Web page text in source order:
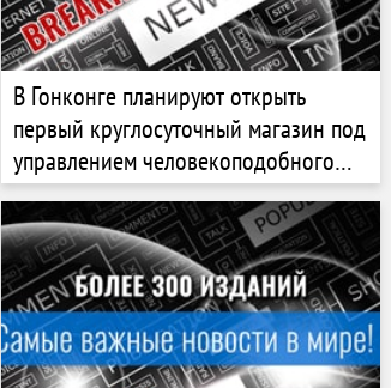
В Гонконге планируют открыть
первый круглосуточный магазин под
управлением человекоподобного
робота